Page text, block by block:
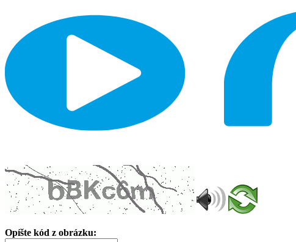
Opíšte kód z obrázku: